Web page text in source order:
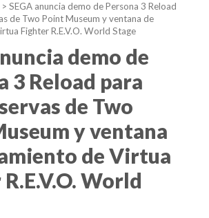
> SEGA anuncia demo de Persona 3 Reload
de Two Point Museum y ventana de
Fighter R.E.V.O. World Stage
demo de
3 Reload para
de Two
y ventana
de Virtua
World